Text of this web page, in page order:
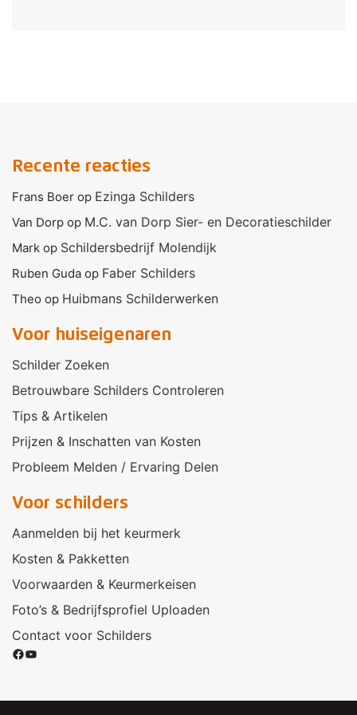
Recente reacties
Frans Boer op Ezinga Schilders
Van Dorp op M.C. van Dorp Sier- en Decoratieschilder
Mark op Schildersbedrijf Molendijk
Ruben Guda op Faber Schilders
Theo op Huibmans Schilderwerken
Voor huiseigenaren
Schilder Zoeken
Betrouwbare Schilders Controleren
Tips & Artikelen
Prijzen & Inschatten van Kosten
Probleem Melden / Ervaring Delen
Voor schilders
Aanmelden bij het keurmerk
Kosten & Pakketten
Voorwaarden & Keurmerkeisen
Foto’s & Bedrijfsprofiel Uploaden
Contact voor Schilders
Facebook
YouTube